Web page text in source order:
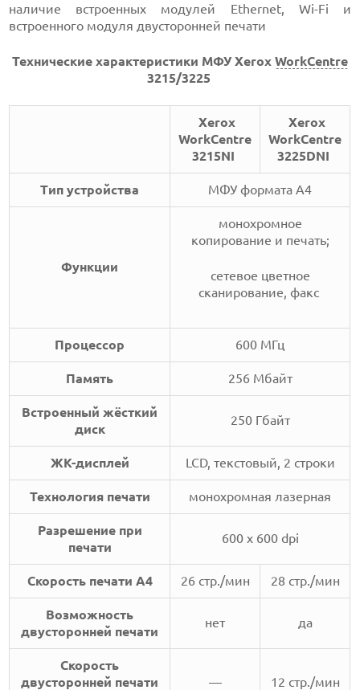
наличие встроенных модулей Ethernet, Wi-Fi и
встроенного модуля двусторонней печати
Технические характеристики МФУ Xerox WorkCentre
3215/3225
Xerox
WorkCentre
3215NI
Xerox
WorkCentre
3225DNI
Тип устройства МФУ формата А4
Функции
монохромное
копирование и печать;
сетевое цветное
сканирование, факс
Процессор 600 МГц
Память 256 Мбайт
Встроенный жёсткий
диск
250 Гбайт
ЖК-дисплей LCD, текстовый, 2 строки
Технология печати монохромная лазерная
Разрешение при
печати
600 x 600 dpi
Скорость печати А4 26 стр./мин 28 стр./мин
Возможность
двусторонней печати
нет да
Скорость
двусторонней печати
— 12 стр./мин